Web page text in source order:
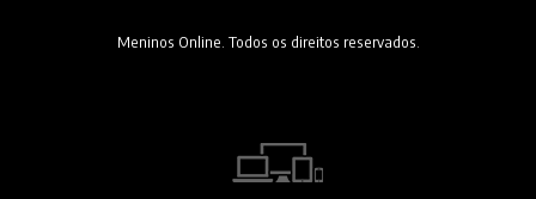
Meninos Online. Todos os direitos reservados.